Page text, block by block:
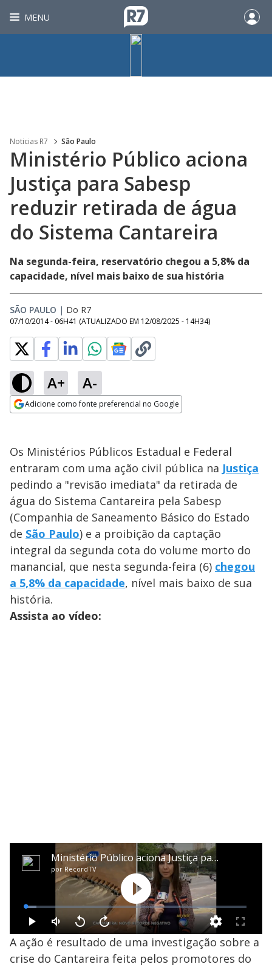
MENU
Noticias R7 São Paulo
Ministério Público aciona
Justiça para Sabesp
reduzir retirada de água
do Sistema Cantareira
Na segunda-feira, reservatório chegou a 5,8% da
capacidade, nível mais baixo de sua história
SÃO PAULO | Do R7
07/10/2014 - 06H41 (ATUALIZADO EM 12/08/2025 - 14H34)
A+ A-
Adicione como fonte preferencial no Google
Os Ministérios Públicos Estadual e Federal
entraram com uma ação civil pública na Justiça
pedindo a "revisão imediata" da retirada de
água do Sistema Cantareira pela Sabesp
(Companhia de Saneamento Básico do Estado
de São Paulo) e a proibição da captação
integral da segunda cota do volume morto do
manancial, que nesta segunda-feira (6) chegou
a 5,8% da capacidade, nível mais baixo de sua
história.
Assista ao vídeo:
A ação é resultado de uma investigação sobre a
crise do Cantareira feita pelos promotores do